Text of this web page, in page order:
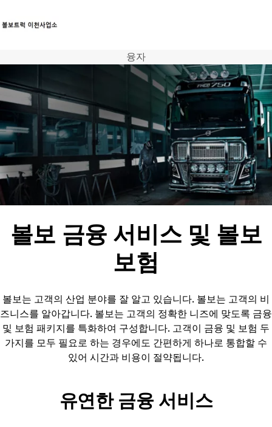
트럭
서비스
뉴스
융자
볼보 금융 서비스 및 볼보
보험
볼보는 고객의 산업 분야를 잘 알고 있습니다. 볼보는 고객의 비
즈니스를 알아갑니다. 볼보는 고객의 정확한 니즈에 맞도록 금융
및 보험 패키지를 특화하여 구성합니다. 고객이 금융 및 보험 두
가지를 모두 필요로 하는 경우에도 간편하게 하나로 통합할 수
있어 시간과 비용이 절약됩니다.
유연한 금융 서비스